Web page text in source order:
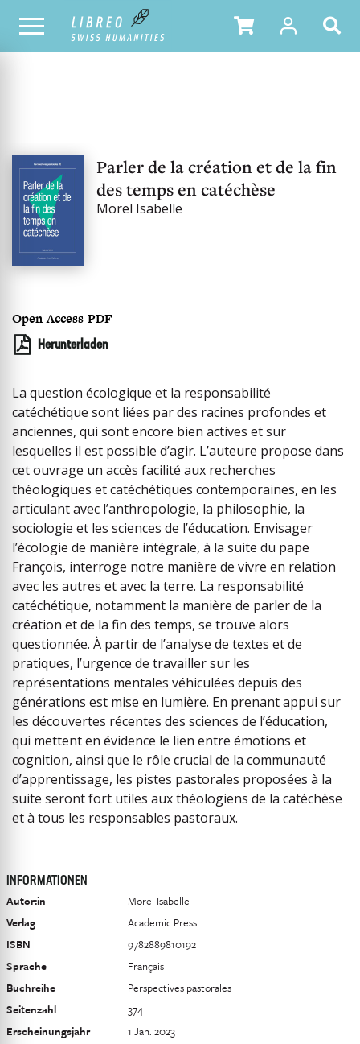
UNSER KATALOG
Parler de la création et de la fin
des temps en catéchèse
Morel Isabelle
Open-Access-PDF
Herunterladen
La question écologique et la responsabilité
catéchétique sont liées par des racines profondes et
anciennes, qui sont encore bien actives et sur
lesquelles il est possible d’agir. L’auteure propose dans
cet ouvrage un accès facilité aux recherches
théologiques et catéchétiques contemporaines, en les
articulant avec l’anthropologie, la philosophie, la
sociologie et les sciences de l’éducation. Envisager
l’écologie de manière intégrale, à la suite du pape
François, interroge notre manière de vivre en relation
avec les autres et avec la terre. La responsabilité
catéchétique, notamment la manière de parler de la
création et de la fin des temps, se trouve alors
questionnée. À partir de l’analyse de textes et de
pratiques, l’urgence de travailler sur les
représentations mentales véhiculées depuis des
générations est mise en lumière. En prenant appui sur
les découvertes récentes des sciences de l’éducation,
qui mettent en évidence le lien entre émotions et
cognition, ainsi que le rôle crucial de la communauté
d’apprentissage, les pistes pastorales proposées à la
suite seront fort utiles aux théologiens de la catéchèse
et à tous les responsables pastoraux.
INFORMATIONEN
Autor:in
Morel Isabelle
Verlag
Academic Press
ISBN
9782889810192
Sprache
Français
Buchreihe
Perspectives pastorales
Seitenzahl
374
Erscheinungsjahr
1 Jan. 2023